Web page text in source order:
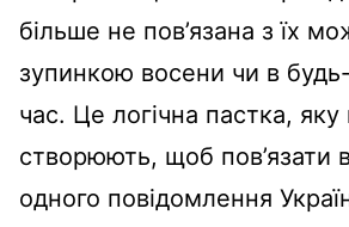
більше не пов’язана з їх
зупинкою восени чи в
час. Це логічна пастка,
створюють, щоб пов’язати
одного повідомлення